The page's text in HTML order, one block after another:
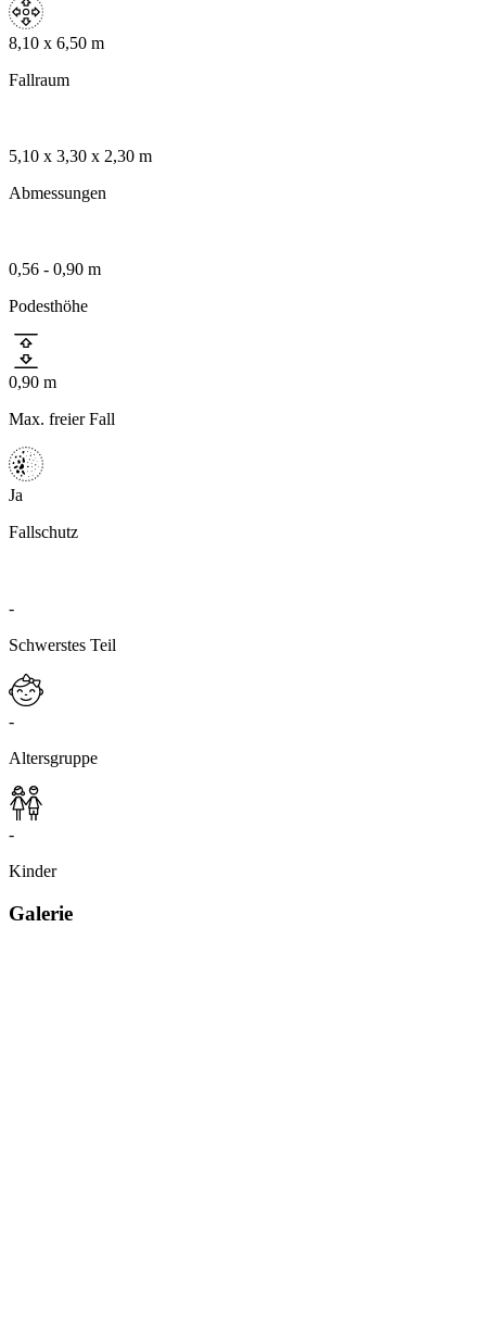
› Zwei-Turm-Spielkombinationen
Spielkombination Sehnde
Art.-Nr. 3125 - 2000
8,10 x 6,50 m
Fallraum
5,10 x 3,30 x 2,30 m
Abmessungen
0,56 - 0,90 m
Podesthöhe
0,90 m
Max. freier Fall
Ja
Fallschutz
-
Schwerstes Teil
-
Altersgruppe
-
Kinder
Galerie